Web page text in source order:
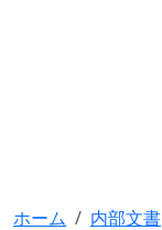
ホーム 内部文書